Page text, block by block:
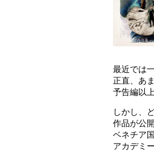
最近では
正直、あ
予告編以
しかし、
作品が公
ベネチア
アカデミ